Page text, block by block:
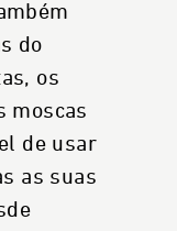
do
os
moscas
de usar
as suas